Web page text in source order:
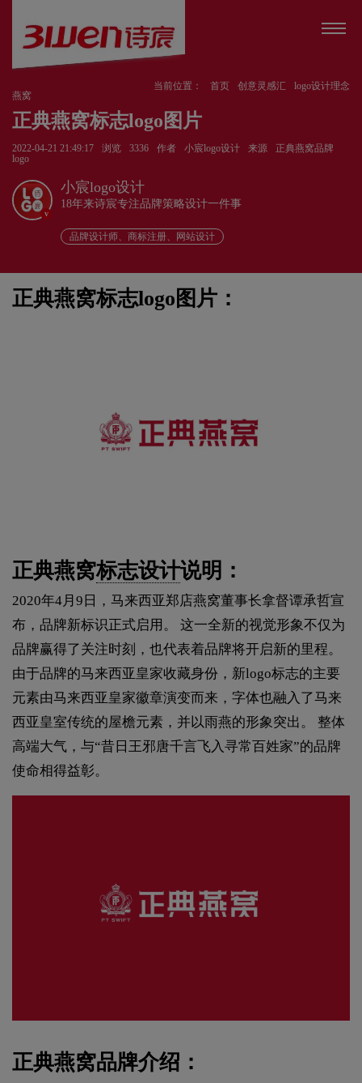
当前位置： 首页 创意灵感汇
logo设计理念
燕窝
正典燕窝标志logo图片
2022-04-21 21:49:17 浏览 3336 作者 小宸logo设计 来源
正典燕窝品牌
logo
v
小宸logo设计
18年来诗宸专注品牌策略设计一件事
品牌设计师、商标注册、网站设计
正典燕窝标志logo图片：
正典燕窝标志设计说明：
2020年4月9日，马来西亚郑店燕窝董事长拿督谭承哲宣
布，品牌新标识正式启用。 这一全新的视觉形象不仅为
品牌赢得了关注时刻，也代表着品牌将开启新的里程。
由于品牌的马来西亚皇家收藏身份，新logo标志的主要
元素由马来西亚皇家徽章演变而来，字体也融入了马来
西亚皇室传统的屋檐元素，并以雨燕的形象突出。 整体
高端大气，与“昔日王邪唐千言飞入寻常百姓家”的品牌
使命相得益彰。
正典燕窝品牌介绍：